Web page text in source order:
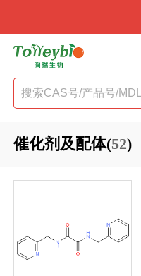
催化剂及配体(52)